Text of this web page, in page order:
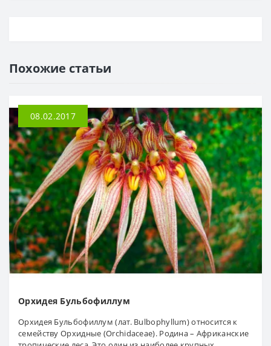
Похожие статьи
08.02.2017
Орхидея Бульбофиллум
Орхидея Бульбофиллум (лат. Bulbophyllum) относится к
семейству Орхидные (Orchidaceae). Родина – Африканские